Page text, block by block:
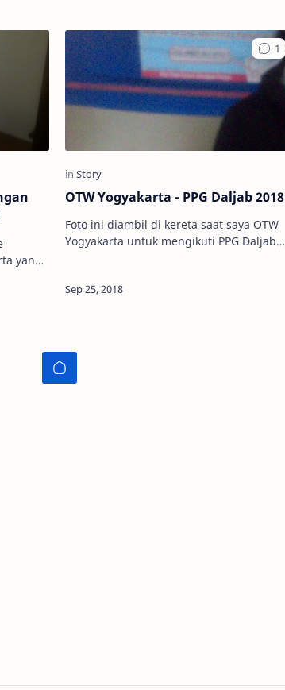
yang
OTW Yogyakarta - PPG Daljab 2018
Foto ini diambil di kereta saat saya OTW
Yogyakarta untuk mengikuti PPG Daljab